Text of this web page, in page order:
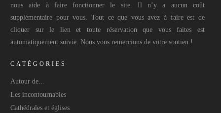
nous aide à faire fonctionner le site. Il n’y a aucun coût
supplémentaire pour vous. Tout ce que vous avez à faire est de
cliquer sur le lien et toute réservation que vous faites est
automatiquement suivie. Nous vous remercions de votre soutien !
CATÉGORIES
Autour de...
Les incontournables
Cathédrales et églises